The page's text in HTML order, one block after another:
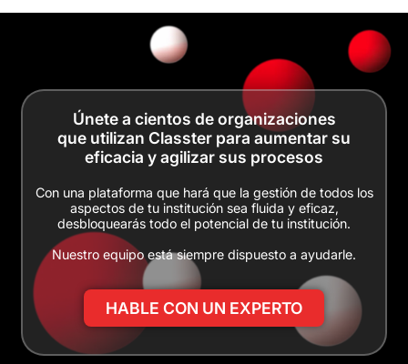
Únete a cientos de organizaciones
que utilizan Classter para aumentar su
eficacia y agilizar sus procesos
Con una plataforma que hará que la gestión de todos los
aspectos de tu institución sea fluida y eficaz,
desbloquearás todo el potencial de tu institución.
Nuestro equipo está siempre dispuesto a ayudarle.
HABLE CON UN EXPERTO